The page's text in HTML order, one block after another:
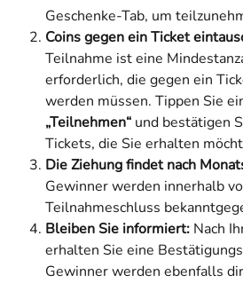
Geschenke-Tab, um
Coins gegen ein Ticket
Teilnahme ist eine
erforderlich, die gegen ein
werden müssen. Tippen Sie
„Teilnehmen“ und bestätigen
Tickets, die Sie erhalten
Die Ziehung findet nach
Gewinner werden innerhalb
Teilnahmeschluss
Bleiben Sie informiert: Nach
erhalten Sie eine
Gewinner werden ebenfalls